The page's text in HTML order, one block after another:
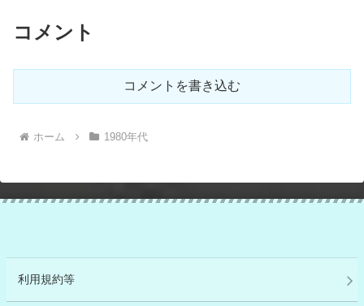
コメント
コメントを書き込む
ホーム 1980年代
利用規約等